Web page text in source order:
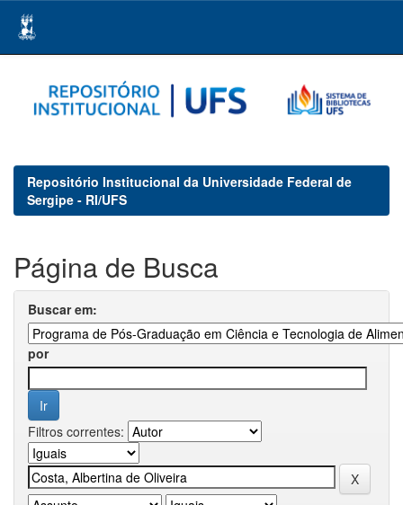
navigation
Repositório Institucional da Universidade Federal de
Sergipe - RI/UFS
Página de Busca
Buscar em:
por
Filtros correntes: